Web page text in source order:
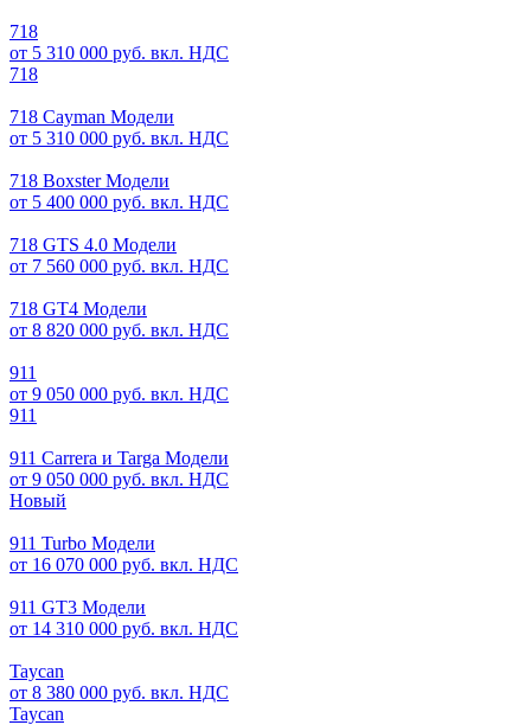
718
от 5 310 000 руб. вкл. НДС
718
718 Cayman Модели
от 5 310 000 руб. вкл. НДС
718 Boxster Модели
от 5 400 000 руб. вкл. НДС
718 GTS 4.0 Модели
от 7 560 000 руб. вкл. НДС
718 GT4 Модели
от 8 820 000 руб. вкл. НДС
911
от 9 050 000 руб. вкл. НДС
911
911 Carrera и Targa Модели
от 9 050 000 руб. вкл. НДС
Новый
911 Turbo Модели
от 16 070 000 руб. вкл. НДС
911 GT3 Модели
от 14 310 000 руб. вкл. НДС
Taycan
от 8 380 000 руб. вкл. НДС
Taycan